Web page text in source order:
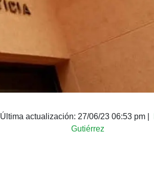
Última actualización: 27/06/23 06:53 pm
Gutiérrez